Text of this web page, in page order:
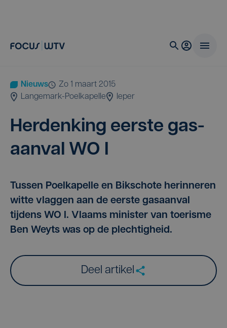
Nieuws
zo 1 maart 2015
Langemark-Poelkapelle
Ieper
Her­den­king eer­ste gas­
aan­val WO I
Tussen Poelkapelle en Bikschote herinneren
witte vlaggen aan de eerste gasaanval
tijdens WO I. Vlaams minister van toerisme
Ben Weyts was op de plechtigheid.
Deel artikel